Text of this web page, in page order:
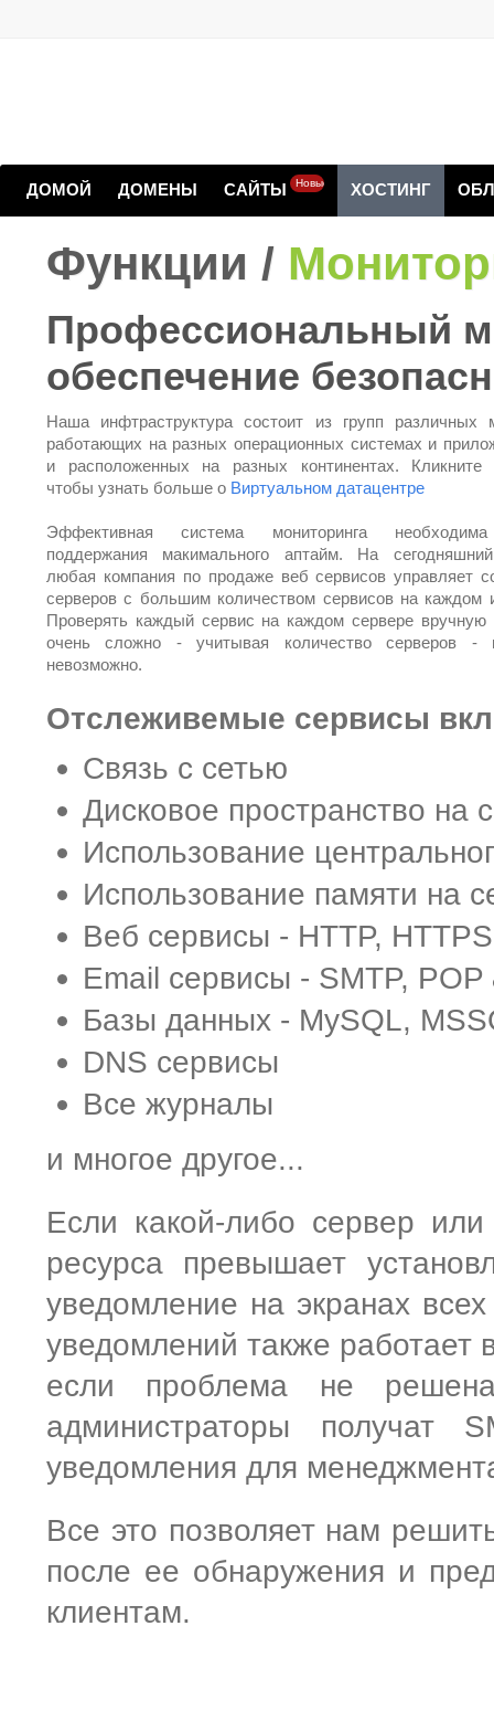
ДОМОЙ ДОМЕНЫ САЙТЫ Новые ХОСТИНГ
Функции /
Профессиональный
обеспечение
Наша инфтраструктура состоит из групп различных
работающих на разных операционных системах и
и расположенных на разных континентах. Кликните
чтобы узнать больше о Виртуальном датацентре
Эффективная система мониторинга
поддержания макимального аптайм. На
любая компания по продаже веб сервисов управляет
серверов с большим количеством сервисов на каждом
Проверять каждый сервис на каждом сервере
очень сложно - учитывая количество серверов -
невозможно.
Отслеживемые сервисы
Связь с сетью
Дисковое пространство на
Использование
Использование памяти на
Веб сервисы - HTTP,
Email сервисы - SMTP, POP
Базы данных - MySQL,
DNS сервисы
Все журналы
и многое другое...
Если какой-либо сервер
ресурса превышает
уведомление на экранах
уведомлений также работает
если проблема не
администраторы получат
уведомления для
Все это позволяет нам
после ее обнаружения и
клиентам.